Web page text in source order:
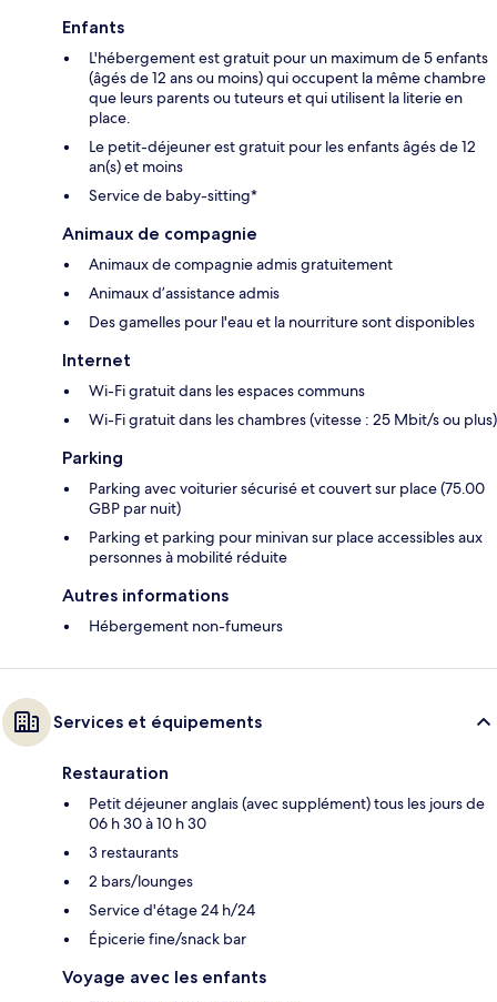
Enfants
L'hébergement est gratuit pour un maximum de 5 enfants
(âgés de 12 ans ou moins) qui occupent la même chambre
que leurs parents ou tuteurs et qui utilisent la literie en
place.
Le petit-déjeuner est gratuit pour les enfants âgés de 12
an(s) et moins
Service de baby-sitting*
Animaux de compagnie
Animaux de compagnie admis gratuitement
Animaux d’assistance admis
Des gamelles pour l'eau et la nourriture sont disponibles
Internet
Wi-Fi gratuit dans les espaces communs
Wi-Fi gratuit dans les chambres (vitesse : 25 Mbit/s ou plus)
Parking
Parking avec voiturier sécurisé et couvert sur place (75.00
GBP par nuit)
Parking et parking pour minivan sur place accessibles aux
personnes à mobilité réduite
Autres informations
Hébergement non-fumeurs
Services et équipements
Restauration
Petit déjeuner anglais (avec supplément) tous les jours de
06 h 30 à 10 h 30
3 restaurants
2 bars/lounges
Service d'étage 24 h/24
Épicerie fine/snack bar
Voyage avec les enfants